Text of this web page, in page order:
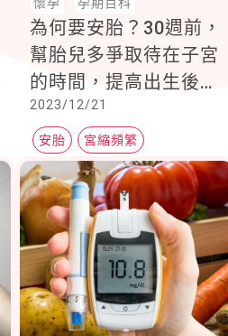
為何要安胎？30週前，
幫胎兒多爭取待在子宮
的時間，提高出生後的
存活率
2023/12/21
安胎 宮縮頻繁
陰道不正常出血